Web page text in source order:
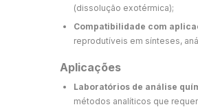
(dissolução exotérmica);
Compatibilidade com
reprodutíveis em sínteses,
Aplicações
Laboratórios de análise
métodos analíticos que